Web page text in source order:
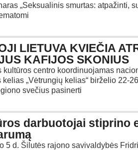
„Seksualinis smurtas: atpažinti,
LIETUVA KVIEČIA
KAFIJOS SKONIUS
kultūros centro koordinuojamas
kelias „Vėtrungių kelias“ birželio 22-
svečius pasinerti
darbuotojai stiprino
5 d. Šilutės rajono savivaldybės